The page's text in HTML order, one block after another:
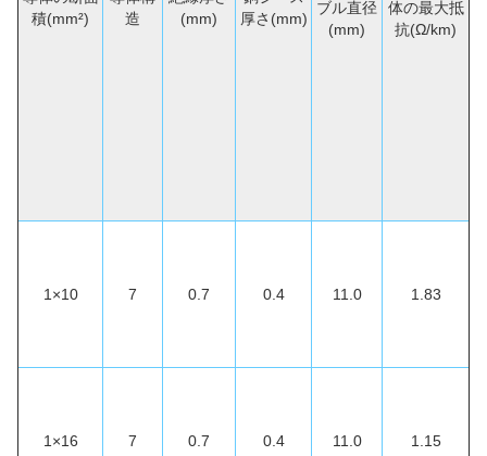
積(mm²)
造
(mm)
厚さ(mm)
ブル直径
(mm)
体の最大抵
抗(Ω/km)
1×10 7 0.7 0.4 11.0 1.83
1×16 7 0.7 0.4 11.0 1.15